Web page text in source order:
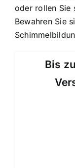
oder rollen Sie
Bewahren Sie
Bis